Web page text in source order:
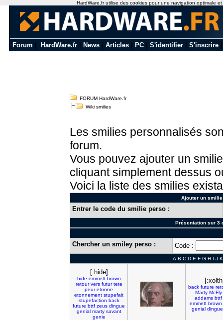
Forum HardWare.fr News Articles PC S'identifier S'inscrire
FORUM HardWare.fr
Wiki smilies
Les smilies personnalisés
forum.
Vous pouvez ajouter un
cliquant simplement dessus
Voici la liste des smilies
Ajouter un
Entrer le code du smilie perso :
Présentation sur 3
Chercher un smiley perso : Code :
A B C D E F G H I J K
[:hide]
hide emmett brown
retour vers futur tete
peur etonne
etonnement stupefait
stupefaction back
future bttf zeus dingue
genial marty savant
genie
back future
Marty McFly
addams bttf
emmett brown
genial dingue
HardWare.fr utilise des cookies pour une navigation optimale